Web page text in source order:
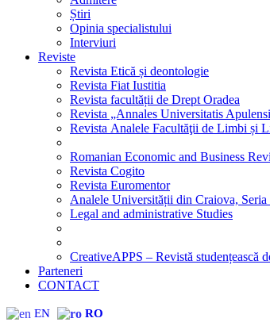
Știri
Opinia specialistului
Interviuri
Reviste
Revista Etică și deontologie
Revista Fiat Iustitia
Revista facultății de Drept Oradea
Revista „Annales Universitatis
Revista Analele Facultăţii de Limbi și
Romanian Economic and Business
Revista Cogito
Revista Euromentor
Analele Universității din Craiova,
Legal and administrative Studies
CreativeAPPS – Revistă studențească
Parteneri
CONTACT
EN RO